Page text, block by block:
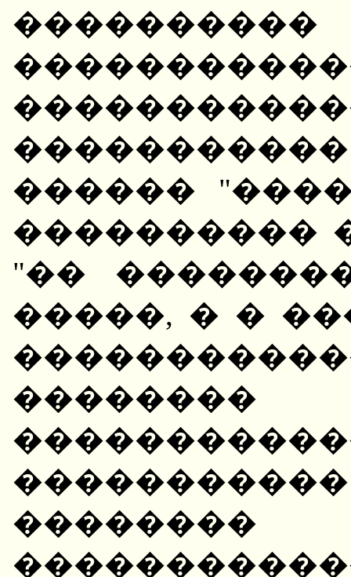
����������
������
����������
"��
�����, � �
��������